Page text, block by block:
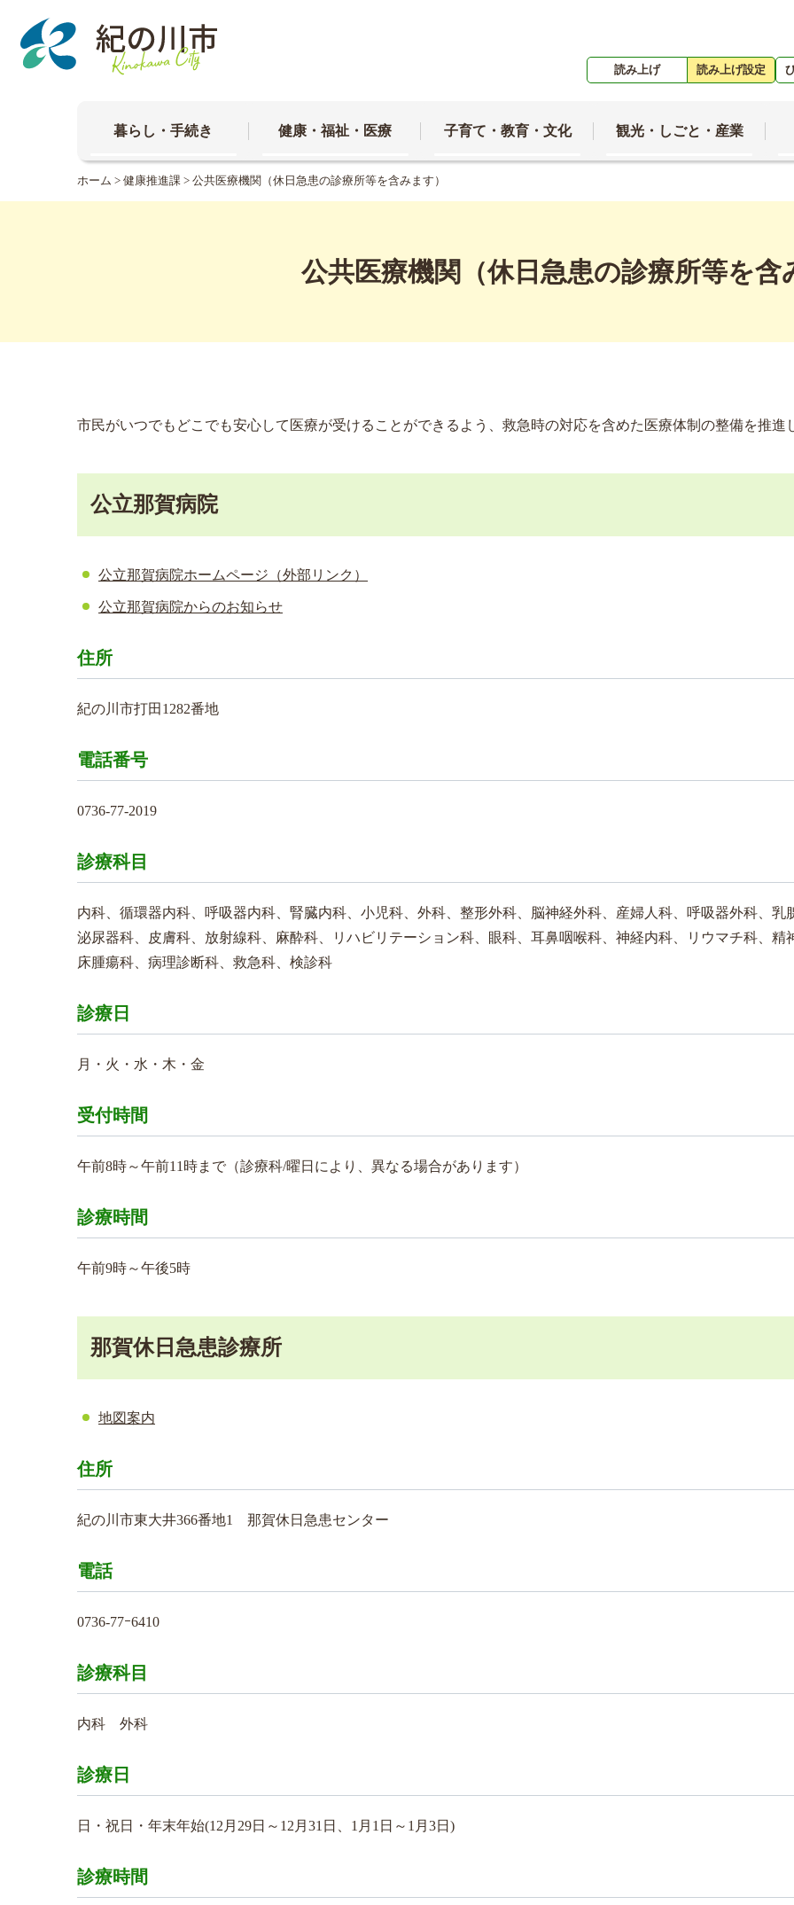
読み上げ 読み上げ設定
暮らし・手続き 健康・福祉・医療 子育て・教育・文化 観光・しごと・産業
ホーム > 健康推進課 > 公共医療機関（休日急患の診療所等を含みます）
公共医療機関（休日急患の診療所等を含
市民がいつでもどこでも安心して医療が受けることができるよう、救急時の対応を含めた医療体制の整備を推進
公立那賀病院
公立那賀病院ホームページ（外部リンク）
公立那賀病院からのお知らせ
住所
紀の川市打田1282番地
電話番号
0736-77-2019
診療科目
内科、循環器内科、呼吸器内科、腎臓内科、小児科、外科、整形外科、脳神経外科、産婦人科、呼吸器外科、乳
泌尿器科、皮膚科、放射線科、麻酔科、リハビリテーション科、眼科、耳鼻咽喉科、神経内科、リウマチ科、精
床腫瘍科、病理診断科、救急科、検診科
診療日
月・火・水・木・金
受付時間
午前8時～午前11時まで（診療科/曜日により、異なる場合があります）
診療時間
午前9時～午後5時
那賀休日急患診療所
地図案内
住所
紀の川市東大井366番地1 那賀休日急患センター
電話
0736-77ｰ6410
診療科目
内科 外科
診療日
日・祝日・年末年始(12月29日～12月31日、1月1日～1月3日)
診療時間